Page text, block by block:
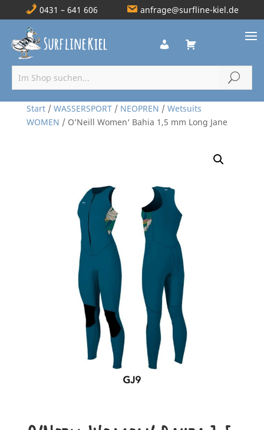
0431 – 641 606 anfrage@surfline-kiel.de
Start/ WASSERSPORT/ NEOPREN / Wetsuits
WOMEN / O’Neill Women‘ Bahia 1,5 mm Long Jane